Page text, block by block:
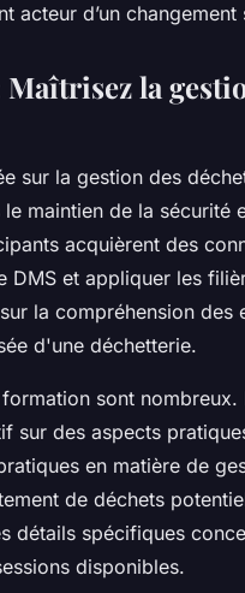
acteur d’un
la
sur la gestion des
maintien de la sécurité
acquièrent des
DMS et appliquer les
la compréhension
d'une déchetterie.
sont
sur des aspects
en matière de
de déchets
détails spécifiques
disponibles.